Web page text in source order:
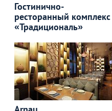
Гостинично-
ресторанный комплекс
«Традициональ»